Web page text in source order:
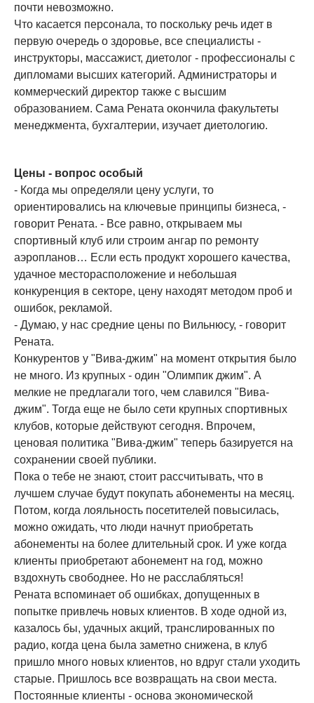
почти невозможно.
Что касается персонала, то поскольку речь идет в
первую очередь о здоровье, все специалисты -
инструкторы, массажист, диетолог - профессионалы с
дипломами высших категорий. Администраторы и
коммерческий директор также с высшим
образованием. Сама Рената окончила факультеты
менеджмента, бухгалтерии, изучает диетологию.
Цены - вопрос особый
- Когда мы определяли цену услуги, то
ориентировались на ключевые принципы бизнеса, -
говорит Рената. - Все равно, открываем мы
спортивный клуб или строим ангар по ремонту
аэропланов… Если есть продукт хорошего качества,
удачное месторасположение и небольшая
конкуренция в секторе, цену находят методом проб и
ошибок, рекламой.
- Думаю, у нас средние цены по Вильнюсу, - говорит
Рената.
Конкурентов у "Вива-джим" на момент открытия было
не много. Из крупных - один "Олимпик джим". А
мелкие не предлагали того, чем славился "Вива-
джим". Тогда еще не было сети крупных спортивных
клубов, которые действуют сегодня. Впрочем,
ценовая политика "Вива-джим" теперь базируется на
сохранении своей публики.
Пока о тебе не знают, стоит рассчитывать, что в
лучшем случае будут покупать абонементы на месяц.
Потом, когда лояльность посетителей повысилась,
можно ожидать, что люди начнут приобретать
абонементы на более длительный срок. И уже когда
клиенты приобретают абонемент на год, можно
вздохнуть свободнее. Но не расслабляться!
Рената вспоминает об ошибках, допущенных в
попытке привлечь новых клиентов. В ходе одной из,
казалось бы, удачных акций, транслированных по
радио, когда цена была заметно снижена, в клуб
пришло много новых клиентов, но вдруг стали уходить
старые. Пришлось все возвращать на свои места.
Постоянные клиенты - основа экономической